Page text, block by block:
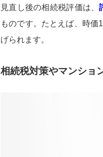
見直し後の相続税評価は、
ものです。たとえば、時価
げられます。
相続税対策やマンショ